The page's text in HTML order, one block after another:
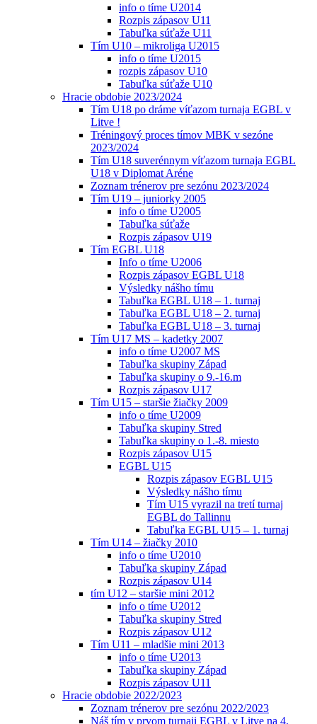
info o tíme U2014
Rozpis zápasov U11
Tabuľka súťaže U11
Tím U10 – mikroliga U2015
info o tíme U2015
rozpis zápasov U10
Tabuľka súťaže U10
Hracie obdobie 2023/2024
Tím U18 po dráme víťazom turnaja EGBL v
Litve !
Tréningový proces tímov MBK v sezóne
2023/2024
Tím U18 suverénnym víťazom turnaja EGBL
U18 v Diplomat Aréne
Zoznam trénerov pre sezónu 2023/2024
Tím U19 – juniorky 2005
info o tíme U2005
Tabuľka súťaže
Rozpis zápasov U19
Tím EGBL U18
Info o tíme U2006
Rozpis zápasov EGBL U18
Výsledky nášho tímu
Tabuľka EGBL U18 – 1. turnaj
Tabuľka EGBL U18 – 2. turnaj
Tabuľka EGBL U18 – 3. turnaj
Tím U17 MS – kadetky 2007
info o tíme U2007 MS
Tabuľka skupiny Západ
Tabuľka skupiny o 9.-16.m
Rozpis zápasov U17
Tím U15 – staršie žiačky 2009
info o tíme U2009
Tabuľka skupiny Stred
Tabuľka skupiny o 1.-8. miesto
Rozpis zápasov U15
EGBL U15
Rozpis zápasov EGBL U15
Výsledky nášho tímu
Tím U15 vyrazil na tretí turnaj
EGBL do Tallinnu
Tabuľka EGBL U15 – 1. turnaj
Tím U14 – žiačky 2010
info o tíme U2010
Tabuľka skupiny Západ
Rozpis zápasov U14
tím U12 – staršie mini 2012
info o tíme U2012
Tabuľka skupiny Stred
Rozpis zápasov U12
Tím U11 – mladšie mini 2013
info o tíme U2013
Tabuľka skupiny Západ
Rozpis zápasov U11
Hracie obdobie 2022/2023
Zoznam trénerov pre sezónu 2022/2023
Náš tím v prvom turnaji EGBL v Litve na 4.